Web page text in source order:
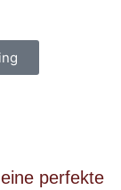
perfekte